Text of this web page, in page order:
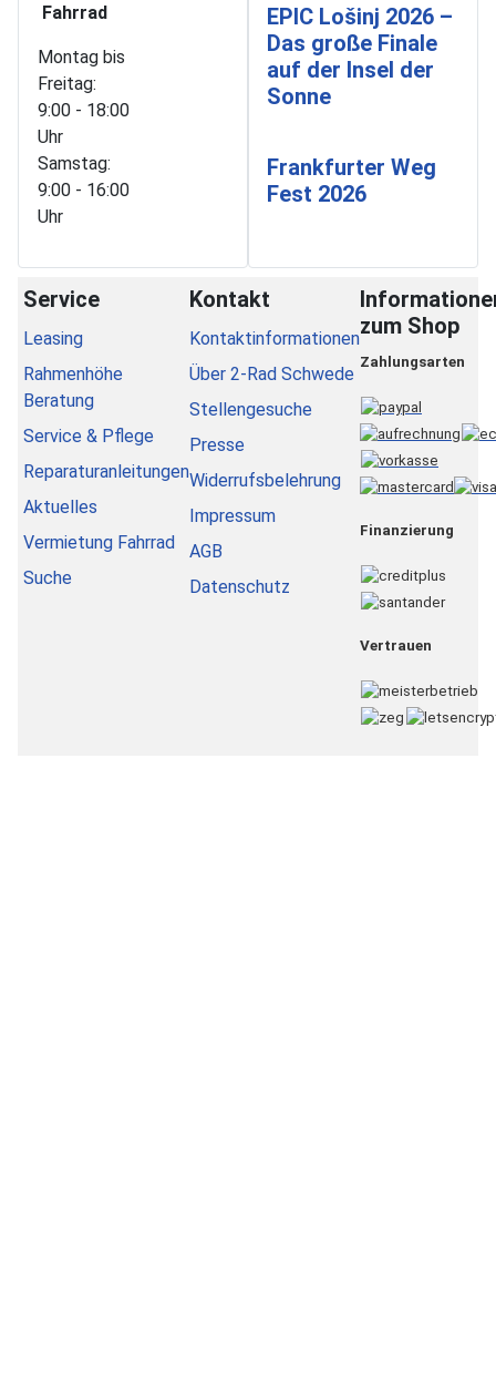
Fahrrad
Montag bis
Freitag:
9:00 - 18:00
Uhr
Samstag:
9:00 - 16:00
Uhr
EPIC Lošinj 2026 –
Das große Finale
auf der Insel der
Sonne
Frankfurter Weg
Fest 2026
Service
Leasing
Rahmenhöhe
Beratung
Service & Pflege
Reparaturanleitungen
Aktuelles
Vermietung Fahrrad
Suche
Kontakt
Kontaktinformationen
Über 2-Rad Schwede
Stellengesuche
Presse
Widerrufsbelehrung
Impressum
AGB
Datenschutz
zum Shop
Zahlungsarten
Finanzierung
Vertrauen